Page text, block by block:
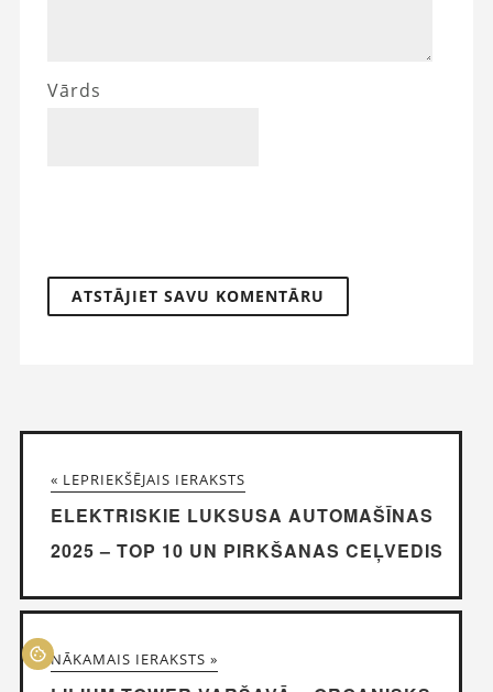
Vārds
« LEPRIEKŠĒJAIS IERAKSTS
ELEKTRISKIE LUKSUSA AUTOMAŠĪNAS
2025 – TOP 10 UN PIRKŠANAS CEĻVEDIS
NĀKAMAIS IERAKSTS »